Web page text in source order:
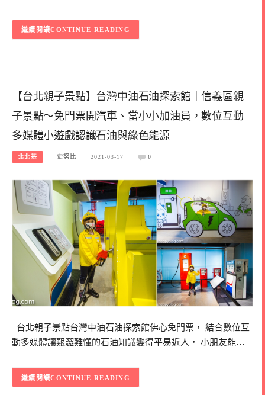
CONTINUE READING
【台北親子景點】台灣中油石油探索館｜信義區親
子景點～免門票開汽車、當小小加油員，數位互動
多媒體小遊戲認識石油與綠色能源
北北基 史努比 2021-03-17 0
台北親子景點台灣中油石油探索館佛心免門票， 結合數位互
動多媒體讓艱澀難懂的石油知識變得平易近人， 小朋友能…
CONTINUE READING